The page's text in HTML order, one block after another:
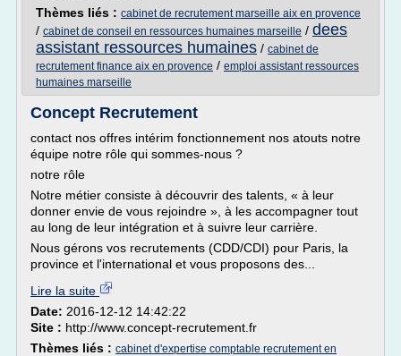
Thèmes liés : cabinet de recrutement marseille aix en provence
/ cabinet de conseil en ressources humaines marseille / dees
assistant ressources humaines / cabinet de
recrutement finance aix en provence / emploi assistant ressources
humaines marseille
Concept Recrutement
contact nos offres intérim fonctionnement nos atouts notre
équipe notre rôle qui sommes-nous ?
notre rôle
Notre métier consiste à découvrir des talents, « à leur
donner envie de vous rejoindre », à les accompagner tout
au long de leur intégration et à suivre leur carrière.
Nous gérons vos recrutements (CDD/CDI) pour Paris, la
province et l'international et vous proposons des...
Lire la suite
Date: 2016-12-12 14:42:22
Site : http://www.concept-recrutement.fr
Thèmes liés : cabinet d'expertise comptable recrutement en